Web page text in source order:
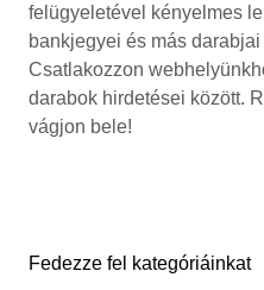
felügyeletével kényelmes
bankjegyei és más
Csatlakozzon
darabok hirdetései között.
vágjon bele!
Fedezze fel kategóriáinkat